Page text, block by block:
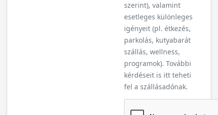
szerint), valamint
esetleges különleges
igényeit (pl. étkezés,
parkolás, kutyabarát
szállás, wellness,
programok). További
kérdéseit is itt teheti
fel a szállásadónak.